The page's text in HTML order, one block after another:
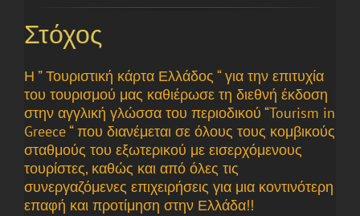
Στόχος
Η ” Τουριστική κάρτα Ελλάδος “για την επιτυχία
του τουρισμού μας καθιέρωσε τη διεθνή έκδοση
στην αγγλική γλώσσα του περιοδικού “Tourism in
Greece “που διανέμεται σε όλους τους κομβικούς
σταθμούς του εξωτερικού με εισερχόμενους
τουρίστες, καθώς και από όλες τις
συνεργαζόμενες επιχειρήσεις για μια κοντινότερη
επαφή και προτίμηση στην Ελλάδα!!